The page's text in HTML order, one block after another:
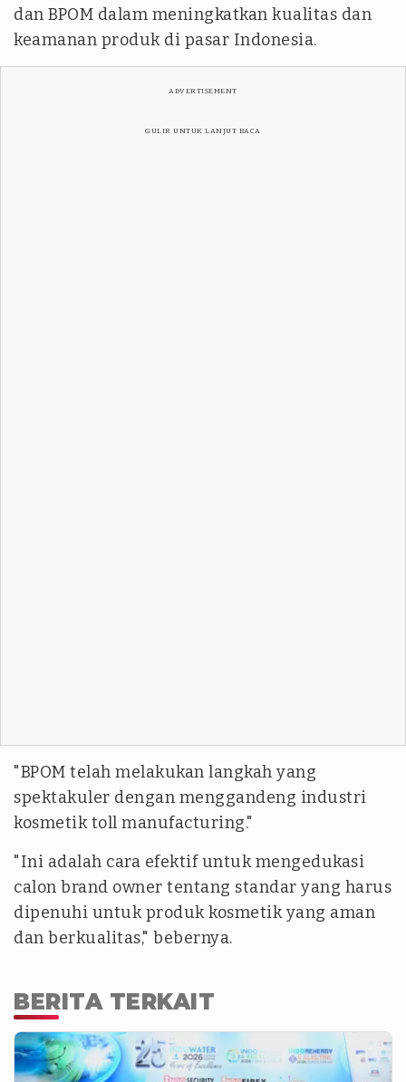
dan BPOM dalam meningkatkan kualitas dan
keamanan produk di pasar Indonesia.
ADVERTISEMENT
GULIR UNTUK LANJUT BACA
"BPOM telah melakukan langkah yang
spektakuler dengan menggandeng industri
kosmetik toll manufacturing."
"Ini adalah cara efektif untuk mengedukasi
calon brand owner tentang standar yang harus
dipenuhi untuk produk kosmetik yang aman
dan berkualitas," bebernya.
BERITA TERKAIT